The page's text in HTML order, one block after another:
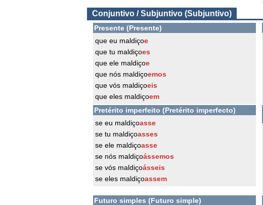
Conjuntivo / Subjuntivo (Subjuntivo)
Presente (Presente)
que eu maldiçoe
que tu maldiçoes
que ele maldiçoe
que nós maldiçoemos
que vós maldiçoeis
que eles maldiçoem
Pretérito imperfeito (Pretérito imperfecto)
se eu maldiçoasse
se tu maldiçoasses
se ele maldiçoasse
se nós maldiçoássemos
se vós maldiçoásseis
se eles maldiçoassem
Futuro simples (Futuro simple)